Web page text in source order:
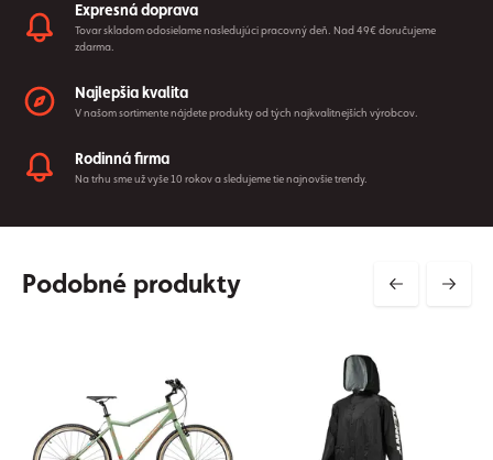
Expresná doprava
Tovar skladom odosielame nasledujúci pracovný deň. Nad 49€ doručujeme
zdarma.
Najlepšia kvalita
V našom sortimente nájdete produkty od tých najkvalitnejších výrobcov.
Rodinná firma
Na trhu sme už vyše 10 rokov a sledujeme tie najnovšie trendy.
Podobné produkty